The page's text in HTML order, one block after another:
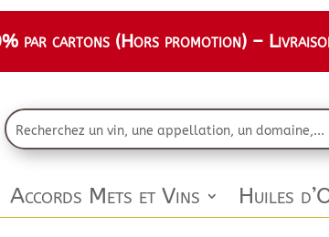
par cartons (Hors promotion) –
Accords Mets et Vins Huiles